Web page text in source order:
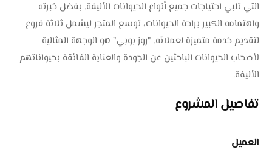
التي تلبي احتياجات جميع أنواع الحيوانات الأليفة. بفضل خبرته
واهتمامه الكبير براحة الحيوانات، توسع المتجر ليشمل ثلاثة فروع
لتقديم خدمة متميزة لعملائه. "روز بوبي" هو الوجهة المثالية
لأصحاب الحيوانات الباحثين عن الجودة والعناية الفائقة بحيواناتهم
الأليفة.
تفاصيل المشروع
العميل